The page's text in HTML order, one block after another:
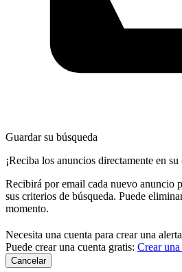
Guardar su búsqueda
¡Reciba los anuncios directamente en su
Recibirá por email cada nuevo anuncio
sus criterios de búsqueda. Puede
momento.
Necesita una cuenta para crear una
Puede crear una cuenta gratis: Crear una
Cancelar